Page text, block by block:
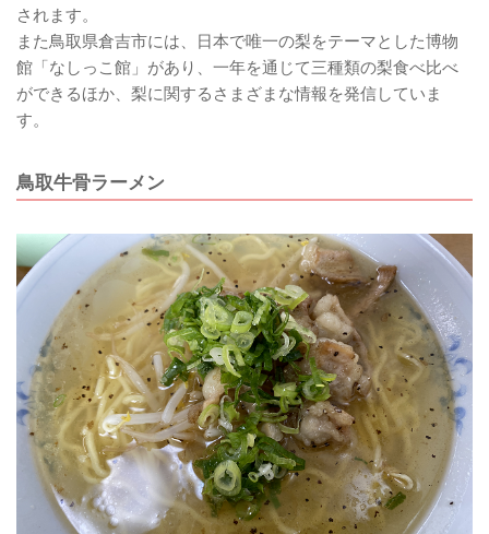
されます。
また鳥取県倉吉市には、日本で唯一の梨をテーマとした博物
館「なしっこ館」があり、一年を通じて三種類の梨食べ比べ
ができるほか、梨に関するさまざまな情報を発信していま
す。
鳥取牛骨ラーメン